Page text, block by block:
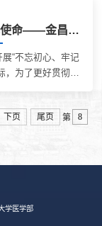
诊活动。参加义
干医师，由心血管
不忘初心 牢记使命——金昌晓书记、王健全副院长调研网络安全工作
“不忘初心、牢记
，为了更好贯彻落
提升医院管理水平
升医院信息系
下页 尾页
第
学医学部